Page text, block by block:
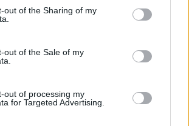
visit or usage behaviour. You may click to
to Google and its third-party tags to
below specified purposes in below Google
out of the Sharing of my
out of the Sale of my
out of processing my
for Targeted Advertising.
νίκες, τόσο ψυχολογικά, όσο και
γλώσσα των αριθμών
ο Βασίλης
ο οποίος αποκτήθηκε με τη μορφή